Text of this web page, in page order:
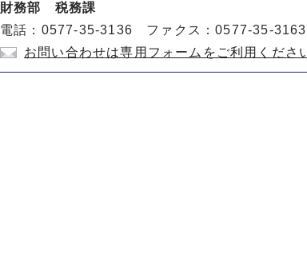
財務部 税務課
電話：0577-35-3136 ファクス：0577-35-3163
お問い合わせは専用フォームをご利用くださ